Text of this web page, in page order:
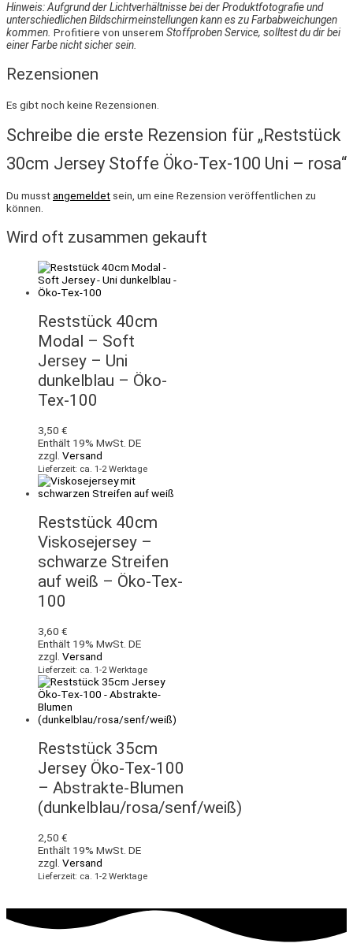
Hinweis: Aufgrund der Lichtverhältnisse bei der Produktfotografie und
unterschiedlichen Bildschirmeinstellungen kann es zu Farbabweichungen
kommen. Profitiere von unserem Stoffproben Service, solltest du dir bei
einer Farbe nicht sicher sein.
Rezensionen
Es gibt noch keine Rezensionen.
Schreibe die erste Rezension für „Reststück
30cm Jersey Stoffe Öko-Tex-100 Uni – rosa“
Du musstangemeldet sein, um eine Rezension veröffentlichen zu
können.
Wird oft zusammen gekauft
Reststück 40cm
Modal – Soft
Jersey – Uni
dunkelblau – Öko-
Tex-100
3,50 €
Enthält 19% MwSt. DE
zzgl. Versand
Lieferzeit: ca. 1-2 Werktage
Reststück 40cm
Viskosejersey –
schwarze Streifen
auf weiß – Öko-Tex-
100
3,60 €
Enthält 19% MwSt. DE
zzgl. Versand
Lieferzeit: ca. 1-2 Werktage
Reststück 35cm
Jersey Öko-Tex-100
– Abstrakte-Blumen
(dunkelblau/rosa/senf/weiß)
2,50 €
Enthält 19% MwSt. DE
zzgl. Versand
Lieferzeit: ca. 1-2 Werktage